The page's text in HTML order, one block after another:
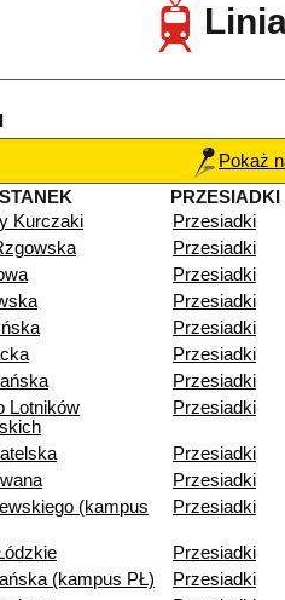
Pokaż
PRZESIADKI
Kurczaki
Przesiadki
Przesiadki
Przesiadki
Przesiadki
Przesiadki
Przesiadki
Przesiadki
Lotników
Przesiadki
Przesiadki
Przesiadki
(kampus
Przesiadki
Przesiadki
(kampus PŁ)
Przesiadki